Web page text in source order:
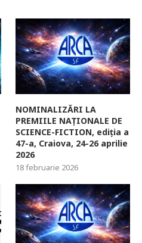
NOMINALIZĂRI LA
PREMIILE NAȚIONALE DE
SCIENCE-FICTION, ediția a
47-a, Craiova, 24-26 aprilie
2026
18 februarie 2026